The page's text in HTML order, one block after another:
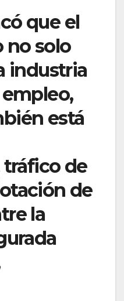
que el
no solo
industria
está
de
de
la